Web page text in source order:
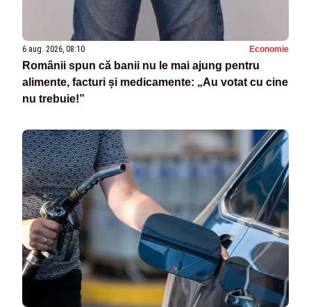
6 aug. 2026, 08:10 Economie
Românii spun că banii nu le mai ajung pentru
alimente, facturi și medicamente: „Au votat cu cine
nu trebuie!”